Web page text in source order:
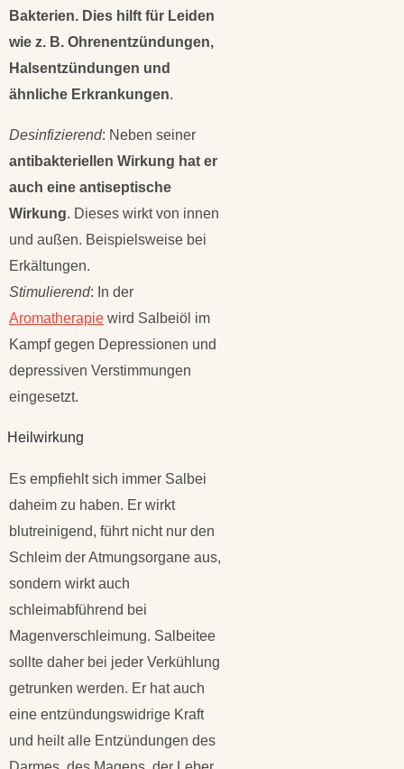
Bakterien. Dies hilft für Leiden
wie z. B. Ohrenentzündungen,
Halsentzündungen und
ähnliche Erkrankungen.
Desinfizierend: Neben seiner
antibakteriellen Wirkung hat er
auch eine antiseptische
Wirkung. Dieses wirkt von innen
und außen. Beispielsweise bei
Erkältungen.
Stimulierend: In der
Aromatherapie wird Salbeiöl im
Kampf gegen Depressionen und
depressiven Verstimmungen
eingesetzt.
Heilwirkung
Es empfiehlt sich immer Salbei
daheim zu haben. Er wirkt
blutreinigend, führt nicht nur den
Schleim der Atmungsorgane aus,
sondern wirkt auch
schleimabführend bei
Magenverschleimung. Salbeitee
sollte daher bei jeder Verkühlung
getrunken werden. Er hat auch
eine entzündungswidrige Kraft
und heilt alle Entzündungen des